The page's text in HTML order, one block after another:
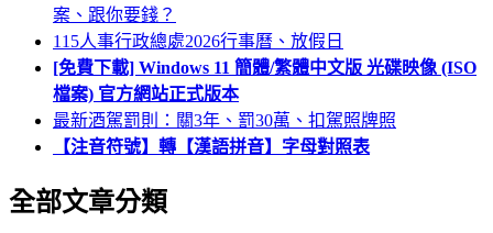
案、跟你要錢？
115人事行政總處2026行事曆、放假日
[免費下載] Windows 11 簡體/繁體中文版 光碟映像 (ISO
檔案) 官方網站正式版本
最新酒駕罰則：關3年、罰30萬、扣駕照牌照
【注音符號】轉【漢語拼音】字母對照表
全部文章分類